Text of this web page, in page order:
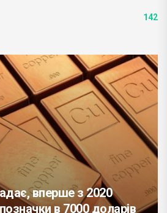
142
вперше з 2020
в 7000 доларів